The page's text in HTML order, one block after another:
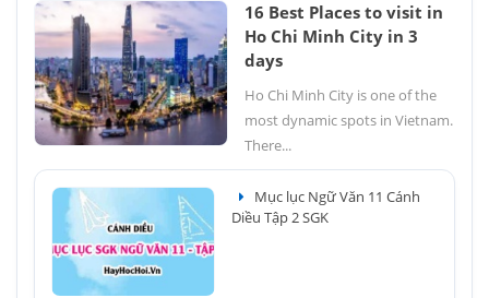
16 Best Places to visit in
Ho Chi Minh City in 3
days
Ho Chi Minh City is one of the
most dynamic spots in Vietnam.
There...
Mục lục Ngữ Văn 11 Cánh
Diều Tập 2 SGK